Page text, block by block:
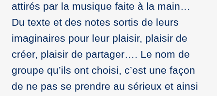
attirés par la musique faite à la main…
Du texte et des notes sortis de leurs
imaginaires pour leur plaisir, plaisir de
créer, plaisir de partager…. Le nom de
groupe qu’ils ont choisi, c’est une façon
de ne pas se prendre au sérieux et ainsi